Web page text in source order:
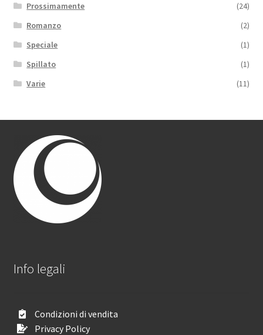
Prossimamente
(24)
Romanzo
(2)
Speciale
(1)
Spillato
(1)
Varie
(11)
Info legali
Condizioni di vendita
Privacy Policy